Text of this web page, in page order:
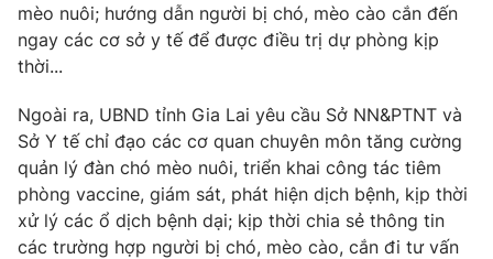
Cơ quan chủ quản:Đài Truyền hình Việt Nam
Cơ quan báo chí:
Giấy phép hoạt động báo in và báo điện tử số 483/GP-BTTTT
cấp ngày 29/12/2023
Tổng Biên tập:
Vũ Thanh Thủy
Phó Tổng Biên tập:Nguyễn Thị Mỹ Hạnh, Phạm Quốc Thắng,
Nguyễn Trọng Ninh
Tổng đài VTV: 024.38 355 931 - 024.38 355 932
mèo nuôi; hướng dẫn người bị chó, mèo cào cắn đến
ngay các cơ sở y tế để được điều trị dự phòng kịp
thời...
Ngoài ra, UBND tỉnh Gia Lai yêu cầu Sở NN&PTNT và
Sở Y tế chỉ đạo các cơ quan chuyên môn tăng cường
quản lý đàn chó mèo nuôi, triển khai công tác tiêm
phòng vaccine, giám sát, phát hiện dịch bệnh, kịp thời
xử lý các ổ dịch bệnh dại; kịp thời chia sẻ thông tin
các trường hợp người bị chó, mèo cào, cắn đi tư vấn